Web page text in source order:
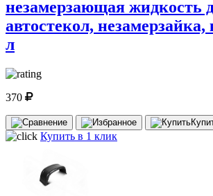
незамерзающая жидкость
автостекол, незамерзайка,
л
370
Купить в 1 клик